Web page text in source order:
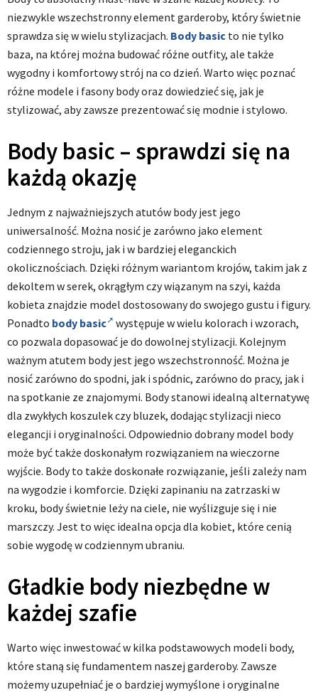
niezwykle wszechstronny element garderoby, który świetnie
sprawdza się w wielu stylizacjach. Body basic to nie tylko
baza, na której można budować różne outfity, ale także
wygodny i komfortowy strój na co dzień. Warto więc poznać
różne modele i fasony body oraz dowiedzieć się, jak je
stylizować, aby zawsze prezentować się modnie i stylowo.
Body basic – sprawdzi się na
każdą okazję
Jednym z najważniejszych atutów body jest jego
uniwersalność. Można nosić je zarówno jako element
codziennego stroju, jak i w bardziej eleganckich
okolicznościach. Dzięki różnym wariantom krojów, takim jak z
dekoltem w serek, okrągłym czy wiązanym na szyi, każda
kobieta znajdzie model dostosowany do swojego gustu i figury.
Ponadto body basic
występuje w wielu kolorach i wzorach,
co pozwala dopasować je do dowolnej stylizacji. Kolejnym
ważnym atutem body jest jego wszechstronność. Można je
nosić zarówno do spodni, jak i spódnic, zarówno do pracy, jak i
na spotkanie ze znajomymi. Body stanowi idealną alternatywę
dla zwykłych koszulek czy bluzek, dodając stylizacji nieco
elegancji i oryginalności. Odpowiednio dobrany model body
może być także doskonałym rozwiązaniem na wieczorne
wyjście. Body to także doskonałe rozwiązanie, jeśli zależy nam
na wygodzie i komforcie. Dzięki zapinaniu na zatrzaski w
kroku, body świetnie leży na ciele, nie wyślizguje się i nie
marszczy. Jest to więc idealna opcja dla kobiet, które cenią
sobie wygodę w codziennym ubraniu.
Gładkie body niezbędne w
każdej szafie
Warto więc inwestować w kilka podstawowych modeli body,
które staną się fundamentem naszej garderoby. Zawsze
możemy uzupełniać je o bardziej wymyślone i oryginalne